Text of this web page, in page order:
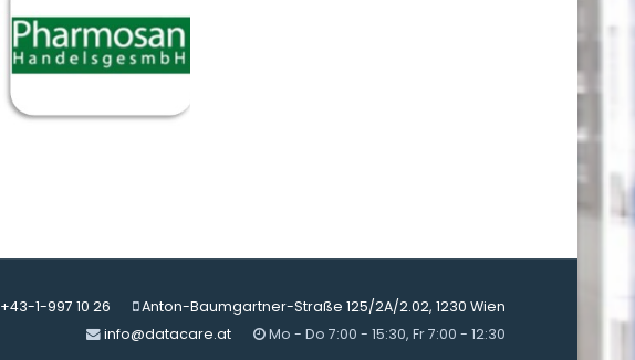
+43-1-997 10 26
Anton-Baumgartner-Straße 125/2A/2.02, 1230 Wien
info@datacare.at
Mo - Do 7:00 - 15:30, Fr 7:00 - 12:30